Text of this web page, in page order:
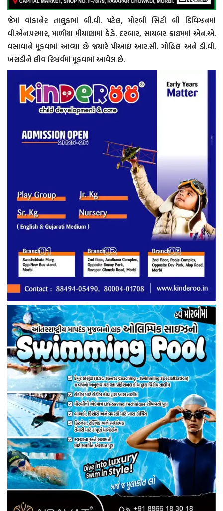
જેમાં વાંકાનેર તાલુકામાં બી.વી. પટેલ, મોરબી સિટી બી ડિવિઝનમાં
વી.એન.પરમાર, માળીયા મીયાણામાં કે.કે. દરબાર, સાયબર ક્રાઇમમાં એન.એ.
વસાવાને મૂકવામાં આવ્યા છે જયારે પીઆઇ આર.સી. ગોહિલ અને ડી.વી.
ખરાડીને લીવ રિઝર્વમાં મૂકવામાં આવેલ છે.